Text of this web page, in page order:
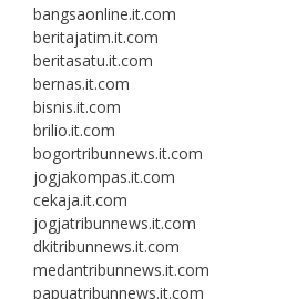
bangsaonline.it.com
beritajatim.it.com
beritasatu.it.com
bernas.it.com
bisnis.it.com
brilio.it.com
bogortribunnews.it.com
jogjakompas.it.com
cekaja.it.com
jogjatribunnews.it.com
dkitribunnews.it.com
medantribunnews.it.com
papuatribunnews.it.com